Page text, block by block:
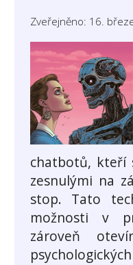
Zveřejněno: 16.
chatbotů, kteří
zesnulými na
stop. Tato
možnosti v
zároveň